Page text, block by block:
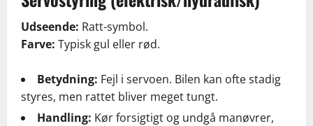
Udseende: Ratt-symbol.
Farve: Typisk gul eller rød.
Betydning: Fejl i servoen. Bilen kan ofte stadig
styres, men rattet bliver meget tungt.
Handling: Kør forsigtigt og undgå manøvrer,